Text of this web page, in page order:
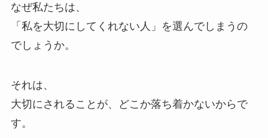
なぜ私たちは、
「私を大切にしてくれない人」を選んでしまうの
でしょうか。
それは、
大切にされることが、どこか落ち着かないからで
す。